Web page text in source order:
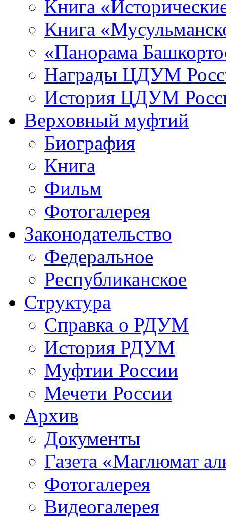
Книга
Книга
«Панорама
Награды ЦДУМ
История ЦДУМ
Верховный муфтий
Биография
Книга
Фильм
Фотогалерея
Законодательство
Федеральное
Республиканское
Структура
Справка о РДУМ
История РДУМ
Муфтии России
Мечети России
Архив
Документы
Газета «Маглюмат
Фотогалерея
Видеогалерея